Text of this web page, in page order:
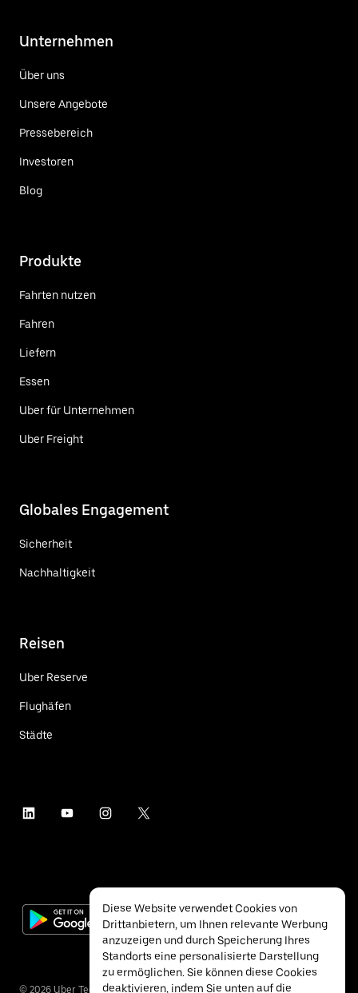
Unternehmen
Über uns
Unsere Angebote
Pressebereich
Investoren
Blog
Produkte
Fahrten nutzen
Fahren
Liefern
Essen
Uber für Unternehmen
Uber Freight
Globales Engagement
Sicherheit
Nachhaltigkeit
Reisen
Uber Reserve
Flughäfen
Städte
© 2026 Uber Technologies Inc.
Diese Website verwendet Cookies von
Drittanbietern, um Ihnen relevante Werbung
anzuzeigen und durch Speicherung Ihres
Standorts eine personalisierte Darstellung
zu ermöglichen. Sie können diese Cookies
deaktivieren, indem Sie unten auf die